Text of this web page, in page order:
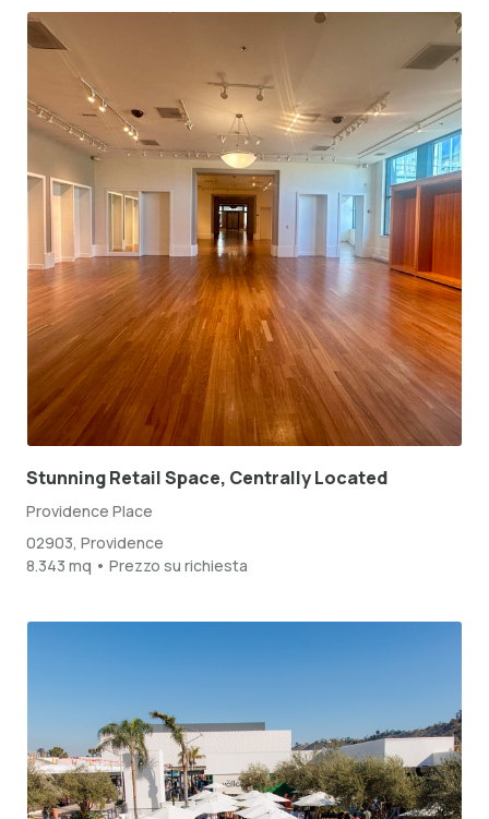
Stunning Retail Space, Centrally Located
Providence Place
02903, Providence
8.343 mq • Prezzo su richiesta